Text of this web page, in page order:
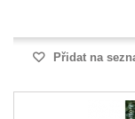
Přidat na